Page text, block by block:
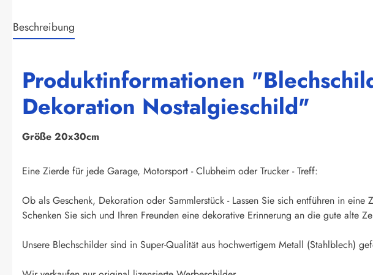
Beschreibung
Produktinformationen
Dekoration Nostalgieschild"
Größe 20x30cm
Eine Zierde für jede Garage, Motorsport - Clubheim oder Trucker - Treff:
Ob als Geschenk, Dekoration oder Sammlerstück - Lassen Sie sich entführen in
Schenken Sie sich und Ihren Freunden eine dekorative Erinnerung an die gute alte
Unsere Blechschilder sind in Super-Qualität aus hochwertigem Metall (Stahlblech)